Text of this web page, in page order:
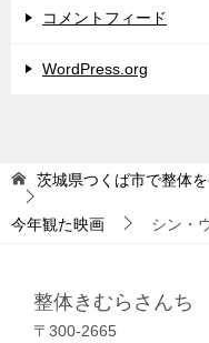
コメントフィード
WordPress.org
茨城県つくば市で整体
今年観た映画 シン・
整体きむらさんち
〒300-2665